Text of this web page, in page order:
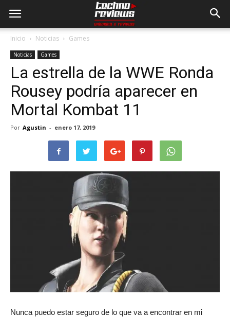
Inicio Noticias Games
Noticias Games
La estrella de la WWE Ronda
Rousey podría aparecer en
Mortal Kombat 11
Por Agustin - enero 17, 2019
Nunca puedo estar seguro de lo que va a encontrar en mi